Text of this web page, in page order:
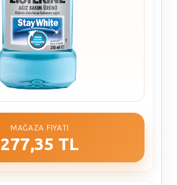
MAĞAZA FIYATI
277,35 TL